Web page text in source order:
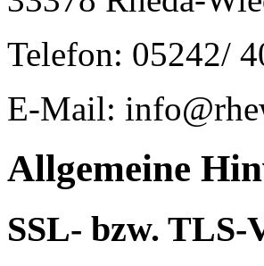
Telefon: 05242/
E-Mail:
Allgemeine
SSL- bzw. TLS-